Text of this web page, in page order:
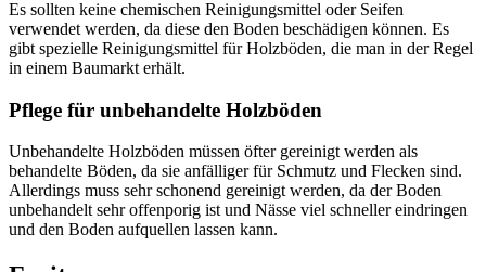
Es sollten keine chemischen Reinigungsmittel oder Seifen
verwendet werden, da diese den Boden beschädigen können. Es
gibt spezielle Reinigungsmittel für Holzböden, die man in der Regel
in einem Baumarkt erhält.
Pflege für unbehandelte Holzböden
Unbehandelte Holzböden müssen öfter gereinigt werden als
behandelte Böden, da sie anfälliger für Schmutz und Flecken sind.
Allerdings muss sehr schonend gereinigt werden, da der Boden
unbehandelt sehr offenporig ist und Nässe viel schneller eindringen
und den Boden aufquellen lassen kann.